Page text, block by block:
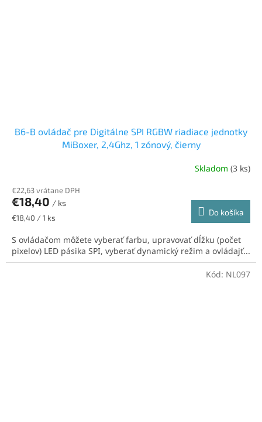
B6-B ovládač pre Digitálne SPI RGBW riadiace jednotky
MiBoxer, 2,4Ghz, 1 zónový, čierny
Skladom (3 ks)
€22,63 vrátane DPH
€18,40 / ks
Jednotková
€18,40 / 1 ks
Do košíka
S ovládačom môžete vyberať farbu, upravovať dĺžku (počet
pixelov) LED pásika SPI, vyberať dynamický režim a ovládajť...
Kód: NL097